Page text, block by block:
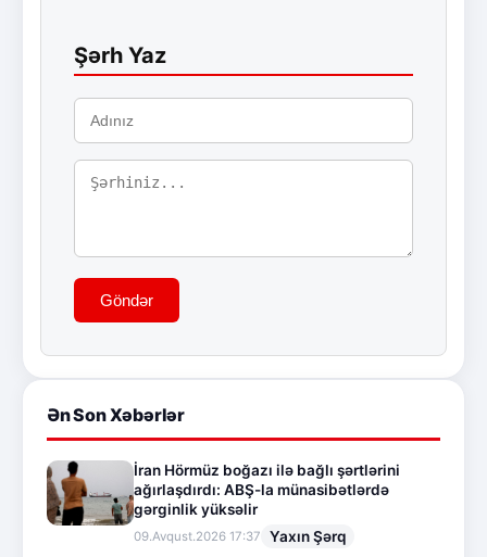
Şərh Yaz
Göndər
Ən Son Xəbərlər
İran Hörmüz boğazı ilə bağlı şərtlərini
ağırlaşdırdı: ABŞ-la münasibətlərdə
gərginlik yüksəlir
09.Avqust.2026 17:37 Yaxın Şərq